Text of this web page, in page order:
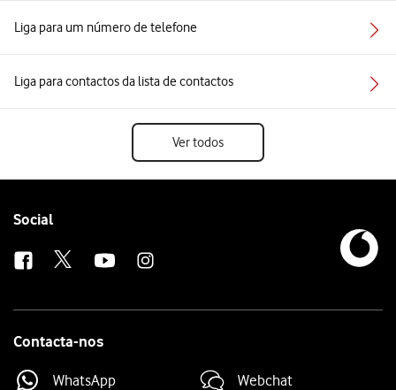
Liga para um número de telefone
Liga para contactos da lista de contactos
Ver todos
Follow
Social
Contacta-nos
WhatsApp Webchat